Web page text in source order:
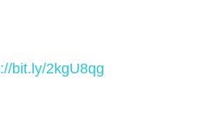
bit.ly/2kgU8qg